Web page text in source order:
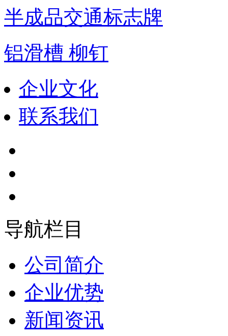
半成品交通标志牌
铝滑槽 柳钉
企业文化
联系我们
导航栏目
公司简介
企业优势
新闻资讯